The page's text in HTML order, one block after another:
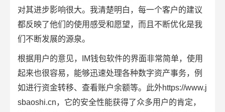
对其进步影响很大。我清楚明白，每一个客户的建议
都反映了他们的使用感受和愿望，而且不断优化是我
们不断发展的源泉。
根据用户的意见，IM钱包软件的界面非常简单，使用
起来也很容易，能够迅速处理各种数字资产事务，例
如进行资金转移、查看账户余额等。此外https://www.j
sbaoshi.cn，它的安全性能获得了众多用户的肯定，